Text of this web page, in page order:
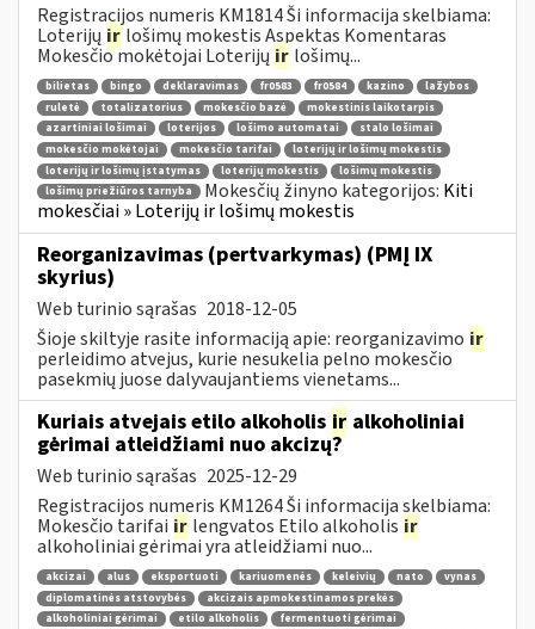
Registracijos numeris KM1814 Ši informacija skelbiama:
Loterijų ir lošimų mokestis Aspektas Komentaras
Mokesčio mokėtojai Loterijų ir lošimų...
bilietas bingo deklaravimas fr0583 fr0584 kazino
lažybos
ruletė
totalizatorius mokesčio bazė
mokestinis laikotarpis
azartiniai lošimai
loterijos lošimo automatai
stalo lošimai
mokesčio mokėtojai
mokesčio tarifai
loterijų ir lošimų mokestis
loterijų ir lošimų įstatymas
loterijų mokestis
lošimų mokestis
lošimų priežiūros tarnyba
Mokesčių žinyno kategorijos: Kiti
mokesčiai » Loterijų ir lošimų mokestis
Reorganizavimas (pertvarkymas) (PMĮ IX
skyrius)
Web turinio sąrašas 2018-12-05
Šioje skiltyje rasite informaciją apie: reorganizavimo ir
perleidimo atvejus, kurie nesukelia pelno mokesčio
pasekmių juose dalyvaujantiems vienetams...
Kuriais atvejais etilo alkoholis ir alkoholiniai
gėrimai atleidžiami nuo akcizų?
Web turinio sąrašas 2025-12-29
Registracijos numeris KM1264 Ši informacija skelbiama:
Mokesčio tarifai ir lengvatos Etilo alkoholis ir
alkoholiniai gėrimai yra atleidžiami nuo...
akcizai alus eksportuoti kariuomenės keleivių nato
vynas
diplomatinės atstovybės
akcizais apmokestinamos prekės
alkoholiniai gėrimai
etilo alkoholis
fermentuoti gėrimai